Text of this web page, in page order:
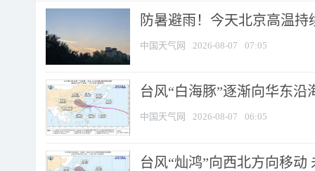
防暑避雨！今天北京高温
中国天气网 2026-08-07 07:05
台风“白海豚”逐渐向华东沿
中国天气网 2026-08-07 06:05
台风“灿鸿”向西北方向移动